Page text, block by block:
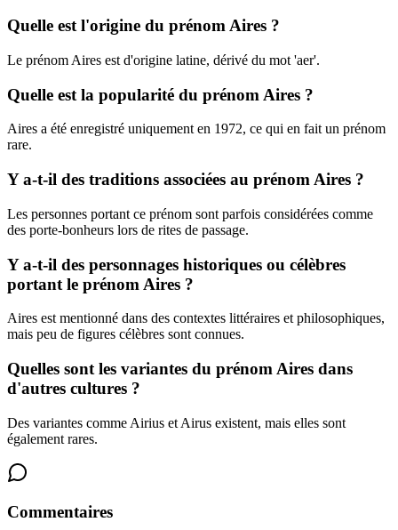
Quelle est l'origine du prénom Aires ?
Le prénom Aires est d'origine latine, dérivé du mot 'aer'.
Quelle est la popularité du prénom Aires ?
Aires a été enregistré uniquement en 1972, ce qui en fait un prénom
rare.
Y a-t-il des traditions associées au prénom Aires ?
Les personnes portant ce prénom sont parfois considérées comme
des porte-bonheurs lors de rites de passage.
Y a-t-il des personnages historiques ou célèbres
portant le prénom Aires ?
Aires est mentionné dans des contextes littéraires et philosophiques,
mais peu de figures célèbres sont connues.
Quelles sont les variantes du prénom Aires dans
d'autres cultures ?
Des variantes comme Airius et Airus existent, mais elles sont
également rares.
Commentaires